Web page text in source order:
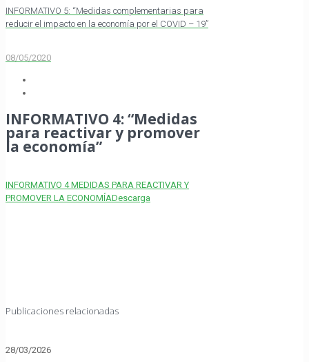
INFORMATIVO 5: “Medidas complementarias para
reducir el impacto en la economía por el COVID – 19”
08/05/2020
INFORMATIVO 4: “Medidas
para reactivar y promover
la economía”
INFORMATIVO 4 MEDIDAS PARA REACTIVAR Y
PROMOVER LA ECONOMÍADescarga
Publicaciones relacionadas
28/03/2026